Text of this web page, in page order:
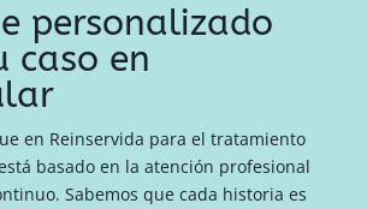
personalizado
caso en
en Reinservida para el tratamiento
basado en la atención profesional
Sabemos que cada historia es